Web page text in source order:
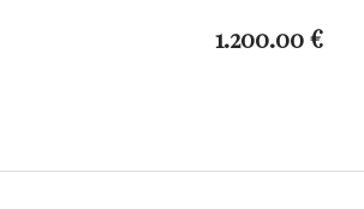
1.200.00 €